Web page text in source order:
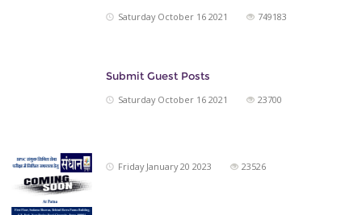
Saturday October 16 2021
749183
Submit Guest Posts
Saturday October 16 2021
23700
Friday January 20 2023 23526